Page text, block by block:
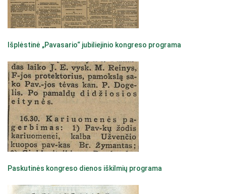
Išplėstinė „Pavasario“ jubiliejinio kongreso programa
Paskutinės kongreso dienos iškilmių programa